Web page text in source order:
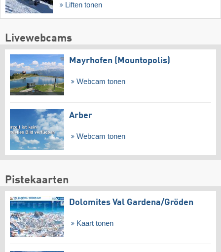
Liften tonen
Livewebcams
Mayrhofen (Mountopolis)
Webcam tonen
Arber
Webcam tonen
Pistekaarten
Dolomites Val Gardena/​Gröden
Kaart tonen